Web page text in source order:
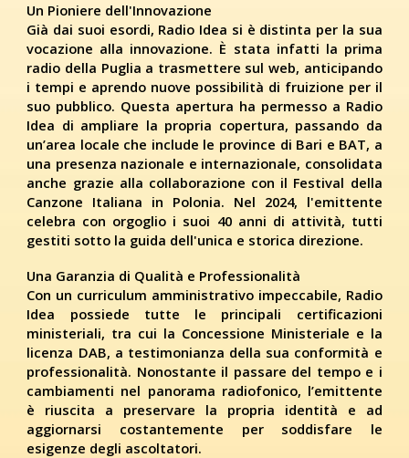
Un Pioniere dell'Innovazione
Già dai suoi esordi, Radio Idea si è distinta per la sua
vocazione alla innovazione. È stata infatti la prima
radio della Puglia a trasmettere sul web, anticipando
i tempi e aprendo nuove possibilità di fruizione per il
suo pubblico. Questa apertura ha permesso a Radio
Idea di ampliare la propria copertura, passando da
un’area locale che include le province di Bari e BAT, a
una presenza nazionale e internazionale, consolidata
anche grazie alla collaborazione con il Festival della
Canzone Italiana in Polonia. Nel 2024, l'emittente
celebra con orgoglio i suoi 40 anni di attività, tutti
gestiti sotto la guida dell'unica e storica direzione.
Una Garanzia di Qualità e Professionalità
Con un curriculum amministrativo impeccabile, Radio
Idea possiede tutte le principali certificazioni
ministeriali, tra cui la Concessione Ministeriale e la
licenza DAB, a testimonianza della sua conformità e
professionalità. Nonostante il passare del tempo e i
cambiamenti nel panorama radiofonico, l’emittente
è riuscita a preservare la propria identità e ad
aggiornarsi costantemente per soddisfare le
esigenze degli ascoltatori.